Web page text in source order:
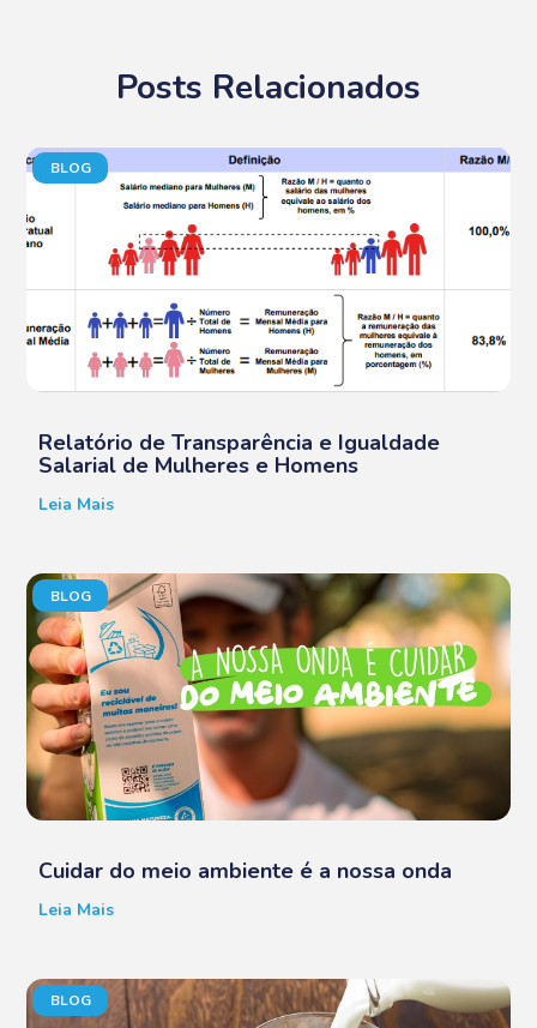
Posts Relacionados
BLOG
Relatório de Transparência e Igualdade
Salarial de Mulheres e Homens
Leia Mais
BLOG
Cuidar do meio ambiente é a nossa onda
Leia Mais
BLOG